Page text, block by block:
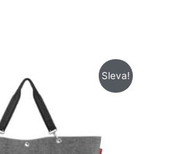
Sleva!
Kč.
cena
je:
695 Kč.